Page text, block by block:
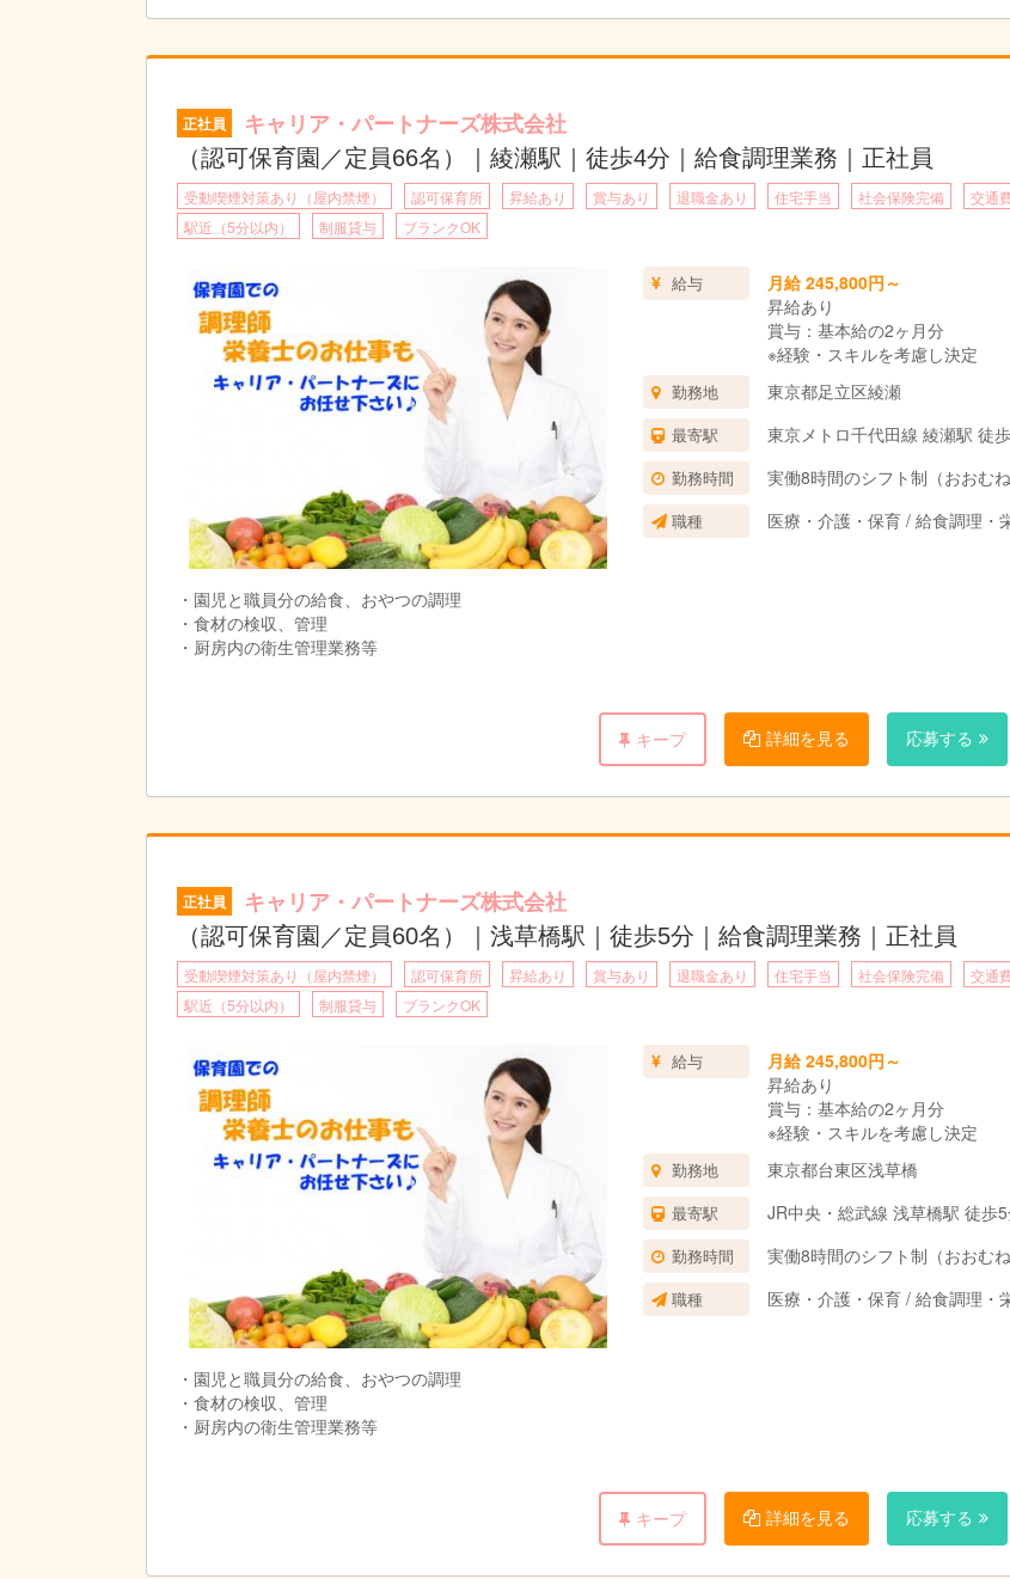
正社員 キャリア・パートナーズ株式会社
（認可保育園／定員66名）｜綾瀬駅｜徒歩4分｜給食調理業務｜正社員
受動喫煙対策あり（屋内禁煙） 認可保育所 昇給あり 賞与あり 退職金あり 住宅手当 社会保険完備 交通
駅近（5分以内）
制服貸与 ブランクOK
給与
月給 245,800円～
昇給あり
賞与：基本給の2ヶ月分
※経験・スキルを考慮し決定
勤務地 東京都足立区綾瀬
最寄駅 東京メトロ千代田線 綾瀬駅 徒
勤務時間 実働8時間のシフト制（おおむ
職種 医療・介護・保育 / 給食調理・
・園児と職員分の給食、おやつの調理
・食材の検収、管理
・厨房内の衛生管理業務等
キープ 詳細を見る 応募する
正社員 キャリア・パートナーズ株式会社
（認可保育園／定員60名）｜浅草橋駅｜徒歩5分｜給食調理業務｜正社員
受動喫煙対策あり（屋内禁煙） 認可保育所 昇給あり 賞与あり 退職金あり 住宅手当 社会保険完備 交通
駅近（5分以内）
制服貸与 ブランクOK
給与
月給 245,800円～
昇給あり
賞与：基本給の2ヶ月分
※経験・スキルを考慮し決定
勤務地 東京都台東区浅草橋
最寄駅 JR中央・総武線 浅草橋駅 徒歩
勤務時間 実働8時間のシフト制（おおむ
職種 医療・介護・保育 / 給食調理・
・園児と職員分の給食、おやつの調理
・食材の検収、管理
・厨房内の衛生管理業務等
キープ 詳細を見る 応募する